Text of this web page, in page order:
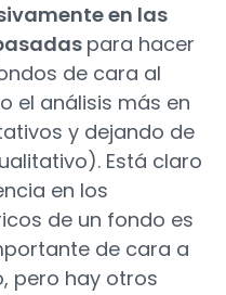
en las
para hacer
de cara al
el análisis más en
y dejando de
Está claro
en los
de un fondo es
de cara a
pero hay otros